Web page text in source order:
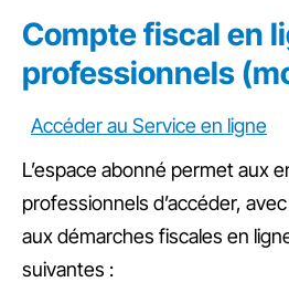
Compte fiscal en
professionnels
Accéder au Service en ligne
L’espace abonné permet aux
professionnels d’accéder,
aux démarches fiscales en
suivantes :